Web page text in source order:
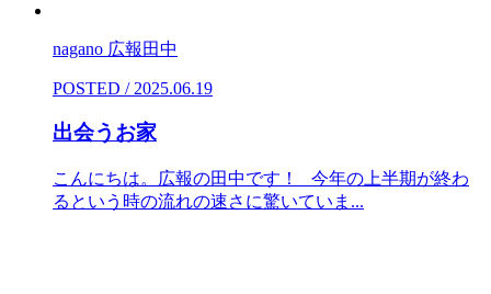
nagano 広報田中
POSTED / 2025.06.19
出会うお家
こんにちは。広報の田中です！ 今年の上半期が終わ
るという時の流れの速さに驚いていま...